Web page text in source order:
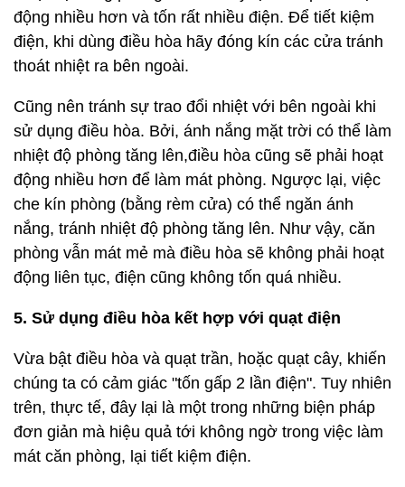
động nhiều hơn và tốn rất nhiều điện. Để tiết kiệm
điện, khi dùng điều hòa hãy đóng kín các cửa tránh
thoát nhiệt ra bên ngoài.
Cũng nên tránh sự trao đổi nhiệt với bên ngoài khi
sử dụng điều hòa. Bởi, ánh nắng mặt trời có thể làm
nhiệt độ phòng tăng lên,điều hòa cũng sẽ phải hoạt
động nhiều hơn để làm mát phòng. Ngược lại, việc
che kín phòng (bằng rèm cửa) có thể ngăn ánh
nắng, tránh nhiệt độ phòng tăng lên. Như vậy, căn
phòng vẫn mát mẻ mà điều hòa sẽ không phải hoạt
động liên tục, điện cũng không tốn quá nhiều.
5. Sử dụng điều hòa kết hợp với quạt điện
Vừa bật điều hòa và quạt trần, hoặc quạt cây, khiến
chúng ta có cảm giác "tốn gấp 2 lần điện". Tuy nhiên
trên, thực tế, đây lại là một trong những biện pháp
đơn giản mà hiệu quả tới không ngờ trong việc làm
mát căn phòng, lại tiết kiệm điện.